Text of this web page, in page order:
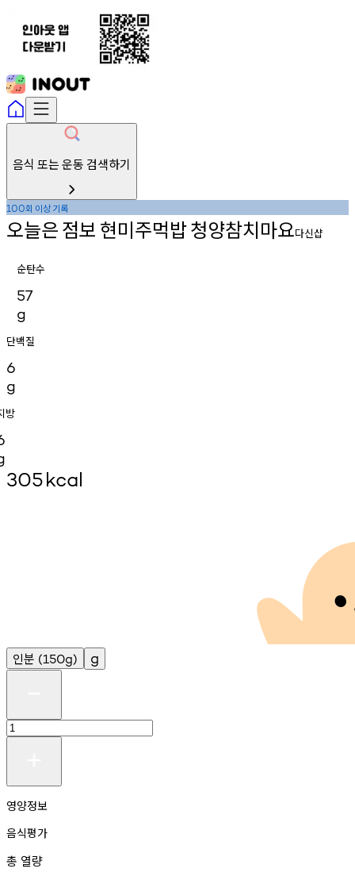
음식 또는 운동 검색하기
100회 이상기록
오늘은점보 현미주먹밥청양참치마요다신샵
순탄수
57
g
단백질
6
g
방
305kcal
인분 (150g) g
영양정보
음식평가
총 열량